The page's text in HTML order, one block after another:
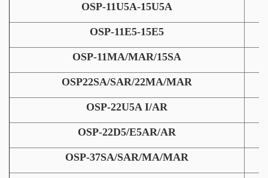
OSP-11U5A-15U5A
OSP-11E5-15E5
OSP-11MA/MAR/15SA
OSP22SA/SAR/22MA/MAR
OSP-22U5A I/AR
OSP-22D5/E5AR/AR
OSP-37SA/SAR/MA/MAR